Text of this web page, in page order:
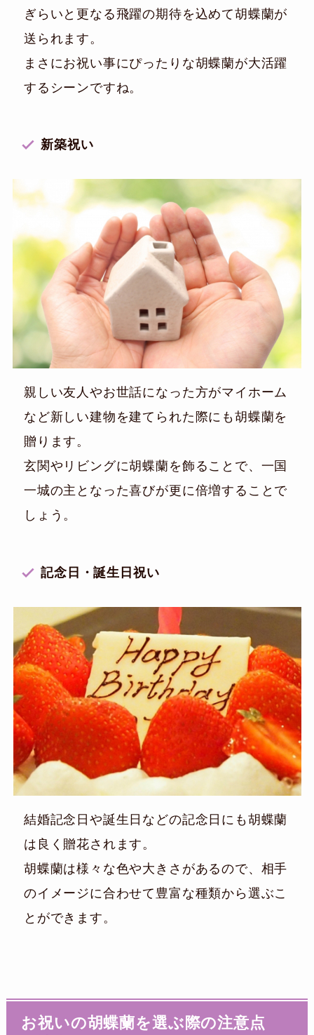
ぎらいと更なる飛躍の期待を込めて胡蝶蘭が
送られます。
まさにお祝い事にぴったりな胡蝶蘭が大活躍
するシーンですね。
新築祝い
親しい友人やお世話になった方がマイホーム
など新しい建物を建てられた際にも胡蝶蘭を
贈ります。
玄関やリビングに胡蝶蘭を飾ることで、一国
一城の主となった喜びが更に倍増することで
しょう。
記念日・誕生日祝い
結婚記念日や誕生日などの記念日にも胡蝶蘭
は良く贈花されます。
胡蝶蘭は様々な色や大きさがあるので、相手
のイメージに合わせて豊富な種類から選ぶこ
とができます。
お祝いの胡蝶蘭を選ぶ際の注意点